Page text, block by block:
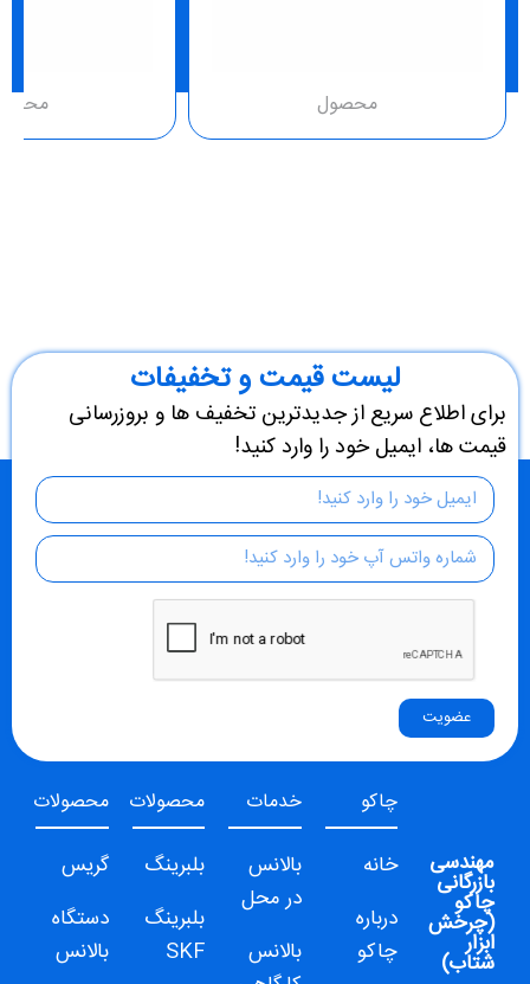
محصول
لیست قیمت و تخفیفات
برای اطلاع سریع از جدیدترین تخفیف ها و بروزرسانی
قیمت ها، ایمیل خود را وارد کنید!
عضویت
مهندسی
بازرگانی
چاکو
(چرخش
ابزار
شتاب)
چاکو
خانه
درباره
چاکو
خدمات
بالانس
در محل
بالانس
محصولات
بلبرینگ
بلبرینگ
SKF
محصولات
گریس
دستگاه
بالانس